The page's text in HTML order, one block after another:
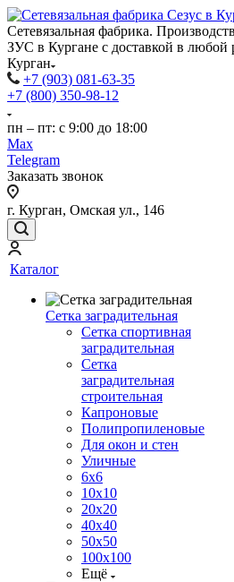
Сетевязальная фабрика.
ЗУС в Кургане с доставкой в любой
Курган
+7 (903) 081-63-35
+7 (800) 350-98-12
пн – пт: с 9:00 до 18:00
Max
Telegram
Заказать звонок
г. Курган, Омская ул., 146
Каталог
Сетка заградительная
Сетка спортивная
заградительная
Сетка
заградительная
строительная
Капроновые
Полипропиленовые
Для окон и стен
Уличные
6х6
10х10
20х20
40х40
50х50
100х100
Ещё